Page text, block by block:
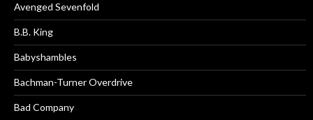
Avenged Sevenfold
B.B. King
Babyshambles
Bachman-Turner Overdrive
Bad Company